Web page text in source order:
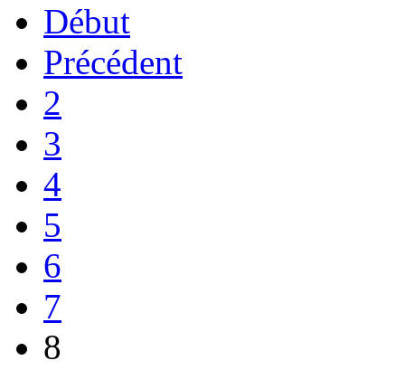
Début
Précédent
2
3
4
5
6
7
8